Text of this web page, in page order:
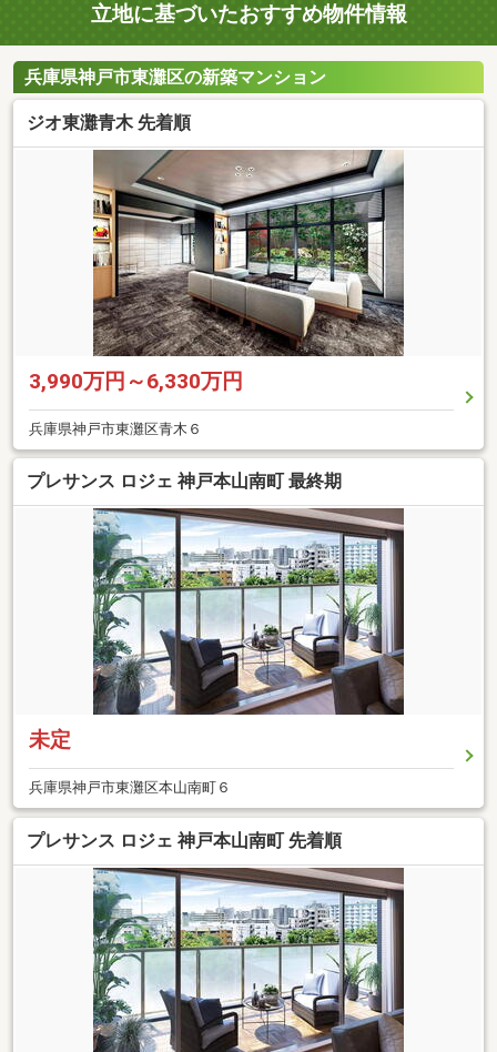
立地に基づいたおすすめ物件情報
兵庫県神戸市東灘区の新築マンション
ジオ東灘青木 先着順
3,990万円～6,330万円
兵庫県神戸市東灘区青木６
プレサンス ロジェ 神戸本山南町 最終期
未定
兵庫県神戸市東灘区本山南町６
プレサンス ロジェ 神戸本山南町 先着順